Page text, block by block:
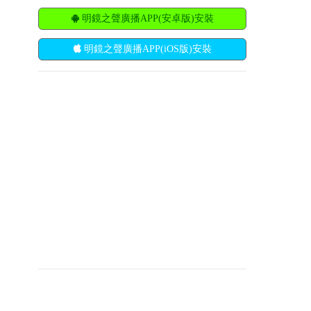
明鏡之聲廣播APP(安卓版)安裝
明鏡之聲廣播APP(iOS版)安裝